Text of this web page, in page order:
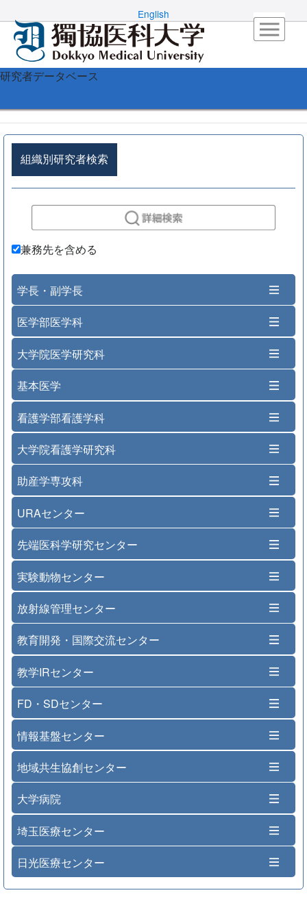
English
研究者データベース
組織別研究者検索
兼務先を含める
学長・副学長
医学部医学科
大学院医学研究科
基本医学
看護学部看護学科
大学院看護学研究科
助産学専攻科
URAセンター
先端医科学研究センター
実験動物センター
放射線管理センター
教育開発・国際交流センター
教学IRセンター
FD・SDセンター
情報基盤センター
地域共生協創センター
大学病院
埼玉医療センター
日光医療センター